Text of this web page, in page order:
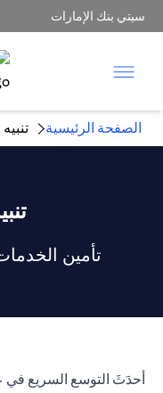
سيتي بنك الإمارات
الصفحة الرئيسية
تأمين
أحدَثَ التوسع السريع في